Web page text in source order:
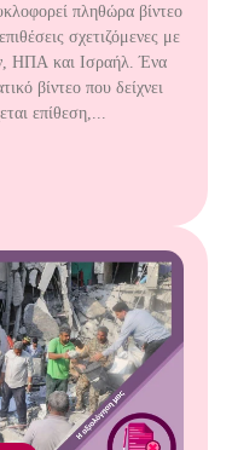
πληθώρα βίντεο
σχετιζόμενες με
ΗΠΑ και Ισραήλ. Ένα
βίντεο που δείχνει
επίθεση,...